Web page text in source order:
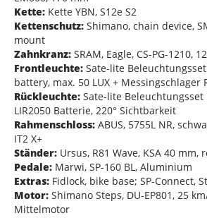
Kette: Kette YBN, S12e S2
Kettenschutz: Shimano, chain device,
mount
Zahnkranz: SRAM, Eagle, CS-PG-1210,
Frontleuchte: Sate-lite Beleuchtungsset
battery, max. 50 LUX + Messingschlager
Rückleuchte: Sate-lite Beleuchtungsset
LIR2050 Batterie, 220° Sichtbarkeit
Rahmenschloss: ABUS, 5755L NR,
IT2 X+
Ständer: Ursus, R81 Wave, KSA 40 mm,
Pedale: Marwi, SP-160 BL, Aluminium
Extras: Fidlock, bike base; SP-Connect,
Motor: Shimano Steps, DU-EP801, 25
Mittelmotor